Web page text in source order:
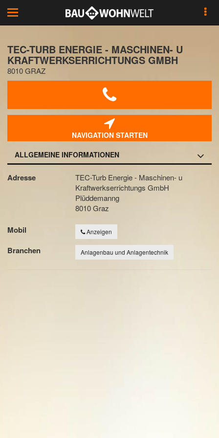
Toggle
navigation
TEC-TURB ENERGIE - MASCHINEN- U
KRAFTWERKSERRICHTUNGS GMBH
8010 GRAZ
NAVIGATION STARTEN
ALLGEMEINE INFORMATIONEN
Adresse
TEC-Turb Energie - Maschinen- u
Kraftwerkserrichtungs GmbH
Plüddemanng
8010 Graz
Mobil Anzeigen
Branchen Anlagenbau und Anlagentechnik